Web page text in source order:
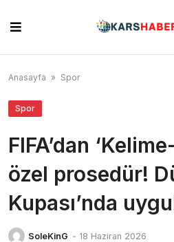
content
Anasayfa » Spor
Spor
FIFA’dan
özel prosedür!
Kupası’nda
SoleKinG - 18 Haziran 2026